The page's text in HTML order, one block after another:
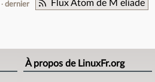
Flux Atom de M eliade
dernier
À propos de LinuxFr.org